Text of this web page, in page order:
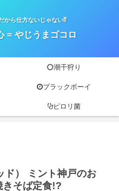
から仕方ないじゃない⁉
= やじうまゴコロ
潮干狩り
ブラックボーイ
ピロリ菌
） ミント神戸のお
きそば定食!?